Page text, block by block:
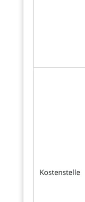
Kostenstelle